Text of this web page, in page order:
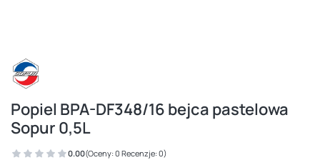
Popiel BPA-DF348/16 bejca pastelowa
Sopur 0,5L
0.00(Oceny: 0 Recenzje: 0)